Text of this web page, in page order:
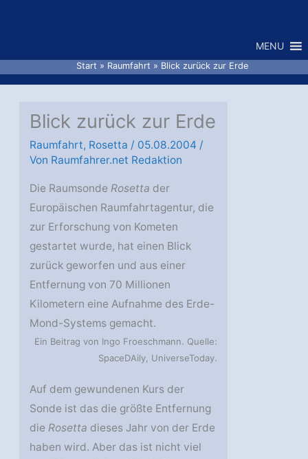
MENU
Start Raumfahrt Blick zurück zur Erde
Blick zurück zur Erde
Raumfahrt, Rosetta / 05.08.2004 /
Von Raumfahrer.net Redaktion
Die Raumsonde Rosetta der
Europäischen Raumfahrtagentur, die
zur Erforschung von Kometen
gestartet wurde, hat einen Blick
zurück geworfen und aus einer
Entfernung von 70 Millionen
Kilometern eine Aufnahme des Erde-
Mond-Systems gemacht.
Ein Beitrag von Ingo Froeschmann. Quelle:
SpaceDAily, UniverseToday.
Auf dem gewundenen Kurs der
Sonde ist das die größte Entfernung
dieRosetta dieses Jahr von der Erde
haben wird. Aber das ist nicht viel